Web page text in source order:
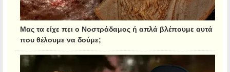
Μας τα είχε πει ο Νοστράδαμος ή απλά βλέπουμε αυτά
που θέλουμε να δούμε;